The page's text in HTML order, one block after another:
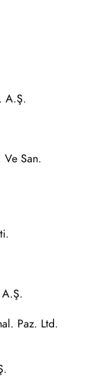
A.Ş.
Ve San.
A.Ş.
Paz. Ltd.